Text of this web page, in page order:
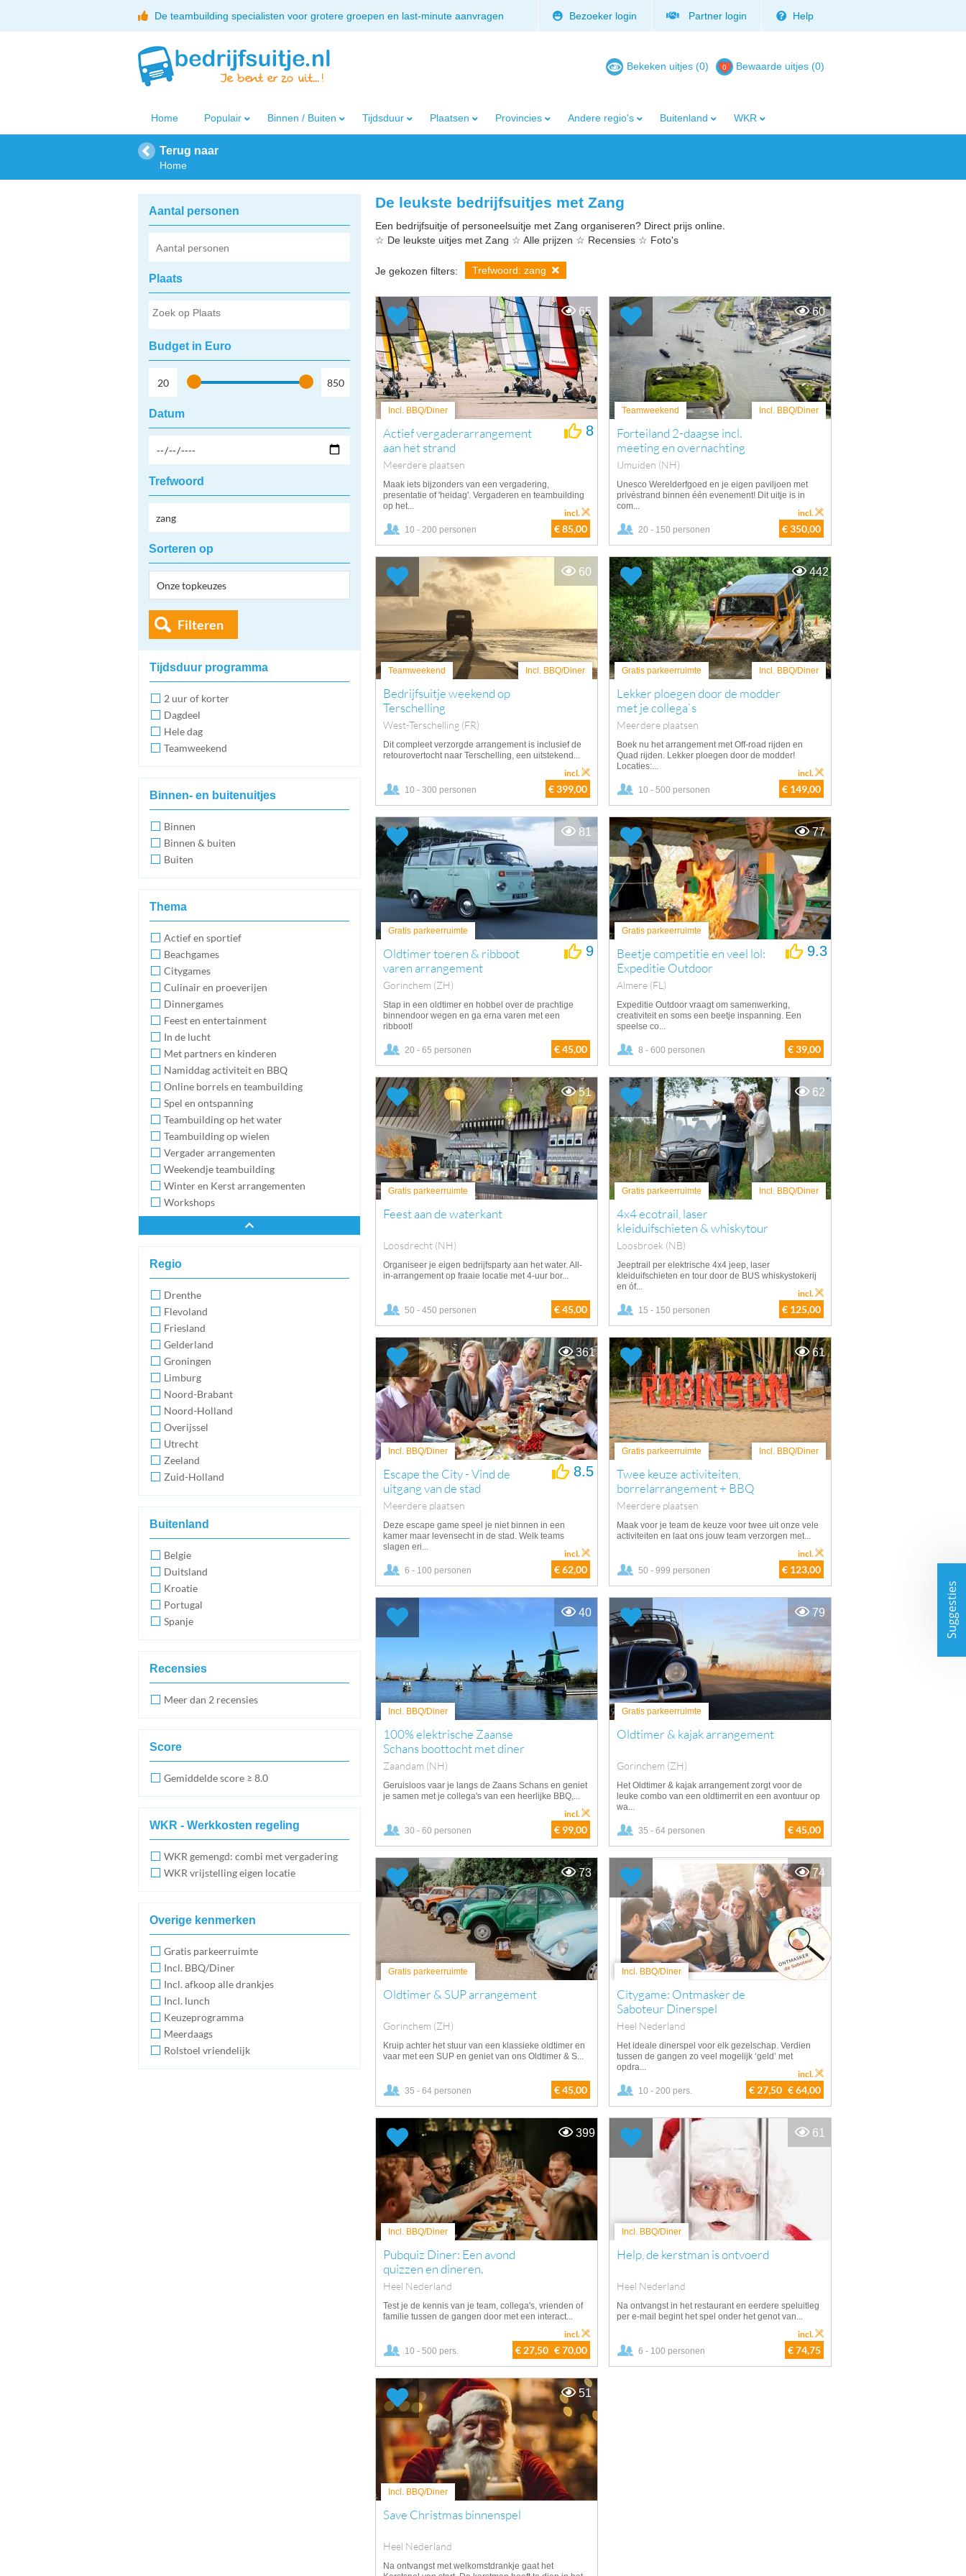
De teambuilding specialisten voor grotere groepen en last-minute aanvragen Bezoeker login Partner login Help
Bekeken uitjes (0) Bewaarde uitjes (0)
Home Populair Binnen / Buiten Tijdsduur Plaatsen Provincies Andere regio's Buitenland WKR
Terug naar
Home
Aantal personen
Plaats
Budget in Euro
Datum
Trefwoord
Sorteren op
Filteren
Tijdsduur programma
2 uur of korter
Dagdeel
Hele dag
Teamweekend
Binnen- en buitenuitjes
Binnen
Binnen & buiten
Buiten
Thema
Actief en sportief
Beachgames
Citygames
Culinair en proeverijen
Dinnergames
Feest en entertainment
In de lucht
Met partners en kinderen
Namiddag activiteit en BBQ
Online borrels en teambuilding
Spel en ontspanning
Teambuilding op het water
Teambuilding op wielen
Vergader arrangementen
Weekendje teambuilding
Winter en Kerst arrangementen
Workshops
Regio
Drenthe
Flevoland
Friesland
Gelderland
Groningen
Limburg
Noord-Brabant
Noord-Holland
Overijssel
Utrecht
Zeeland
Zuid-Holland
Buitenland
Belgie
Duitsland
Kroatie
Portugal
Spanje
Recensies
Meer dan 2 recensies
Score
Gemiddelde score ≥ 8.0
WKR - Werkkosten regeling
WKR gemengd: combi met vergadering
WKR vrijstelling eigen locatie
Overige kenmerken
Gratis parkeerruimte
Incl. BBQ/Diner
Incl. afkoop alle drankjes
Incl. lunch
Keuzeprogramma
Meerdaags
Rolstoel vriendelijk
De leukste bedrijfsuitjes met Zang
Een bedrijfsuitje of personeelsuitje met Zang organiseren? Direct prijs online.
☆ De leukste uitjes met Zang ☆ Alle prijzen ☆ Recensies ☆ Foto's
Je gekozen filters: Trefwoord: zang
Incl. BBQ/Diner
Actief vergaderarrangement
aan het strand
Meerdere plaatsen
8
Maak iets bijzonders van een vergadering,
presentatie of 'heidag'. Vergaderen en teambuilding
op het...
10 - 200 personen € 85,00
incl.
65
Teamweekend Incl. BBQ/Diner
Forteiland 2-daagse incl.
meeting en overnachting
IJmuiden (NH)
Unesco Werelderfgoed en je eigen paviljoen met
privéstrand binnen één evenement! Dit uitje is in
com...
20 - 150 personen € 350,00
incl.
60
Teamweekend Incl. BBQ/Diner
Bedrijfsuitje weekend op
Terschelling
West-Terschelling (FR)
Dit compleet verzorgde arrangement is inclusief de
retourovertocht naar Terschelling, een uitstekend...
10 - 300 personen € 399,00
incl.
60
Gratis parkeerruimte Incl. BBQ/Diner
Lekker ploegen door de modder
met je collega`s
Meerdere plaatsen
Boek nu het arrangement met Off-road rijden en
Quad rijden. Lekker ploegen door de modder!
Locaties:...
10 - 500 personen € 149,00
incl.
442
Gratis parkeerruimte
Oldtimer toeren & ribboot
varen arrangement
Gorinchem (ZH)
9
Stap in een oldtimer en hobbel over de prachtige
binnendoor wegen en ga erna varen met een
ribboot!
20 - 65 personen € 45,00
81
Gratis parkeerruimte
Beetje competitie en veel lol:
Expeditie Outdoor
Almere (FL)
9.3
Expeditie Outdoor vraagt om samenwerking,
creativiteit en soms een beetje inspanning. Een
speelse co...
8 - 600 personen € 39,00
77
Gratis parkeerruimte
Feest aan de waterkant
Loosdrecht (NH)
Organiseer je eigen bedrijfsparty aan het water. All-
in-arrangement op fraaie locatie met 4-uur bor...
50 - 450 personen € 45,00
51
Gratis parkeerruimte Incl. BBQ/Diner
4x4 ecotrail, laser
kleiduifschieten & whiskytour
Loosbroek (NB)
Jeeptrail per elektrische 4x4 jeep, laser
kleiduifschieten en tour door de BUS whiskystokerij
en óf...
15 - 150 personen € 125,00
incl.
62
Incl. BBQ/Diner
Escape the City - Vind de
uitgang van de stad
Meerdere plaatsen
8.5
Deze escape game speel je niet binnen in een
kamer maar levensecht in de stad. Welk teams
slagen eri...
6 - 100 personen € 62,00
incl.
361
Gratis parkeerruimte Incl. BBQ/Diner
Twee keuze activiteiten,
borrelarrangement + BBQ
Meerdere plaatsen
Maak voor je team de keuze voor twee uit onze vele
activiteiten en laat ons jouw team verzorgen met...
50 - 999 personen € 123,00
incl.
61
Incl. BBQ/Diner
100% elektrische Zaanse
Schans boottocht met diner
Zaandam (NH)
Geruisloos vaar je langs de Zaans Schans en geniet
je samen met je collega's van een heerlijke BBQ,...
30 - 60 personen € 99,00
incl.
40
Gratis parkeerruimte
Oldtimer & kajak arrangement
Gorinchem (ZH)
Het Oldtimer & kajak arrangement zorgt voor de
leuke combo van een oldtimerrit en een avontuur op
wa...
35 - 64 personen € 45,00
79
Gratis parkeerruimte
Oldtimer & SUP arrangement
Gorinchem (ZH)
Kruip achter het stuur van een klassieke oldtimer en
vaar met een SUP en geniet van ons Oldtimer & S...
35 - 64 personen € 45,00
73
Incl. BBQ/Diner
Citygame: Ontmasker de
Saboteur Dinerspel
Heel Nederland
Het ideale dinerspel voor elk gezelschap. Verdien
tussen de gangen zo veel mogelijk ‘geld’ met
opdra...
10 - 200 pers. € 27,50 € 64,00
incl.
74
Incl. BBQ/Diner
Pubquiz Diner: Een avond
quizzen en dineren.
Heel Nederland
Test je de kennis van je team, collega's, vrienden of
familie tussen de gangen door met een interact...
10 - 500 pers. € 27,50 € 70,00
incl.
399
Incl. BBQ/Diner
Help, de kerstman is ontvoerd
Heel Nederland
Na ontvangst in het restaurant en eerdere speluitleg
per e-mail begint het spel onder het genot van...
6 - 100 personen € 74,75
incl.
61
Incl. BBQ/Diner
Save Christmas binnenspel
Heel Nederland
Na ontvangst met welkomstdrankje gaat het
51
Suggesties